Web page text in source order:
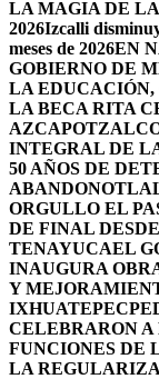
LA MAGIA DE
2026Izcalli
meses de 2026EN
GOBIERNO DE
LA EDUCACIÓN,
LA BECA RITA
INTEGRAL DE
50 AÑOS DE
ABANDONO
ORGULLO EL
DE FINAL
TENAYUCAEL
INAUGURA
Y
IXHUATEPEC
CELEBRARON A
FUNCIONES DE
LA